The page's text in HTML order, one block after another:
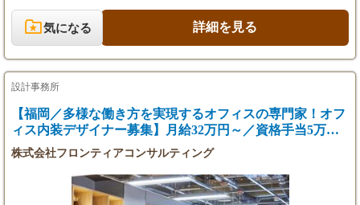
実績4ヵ月
ます。 具体的なプロジェクトとしては、大規模な商業施設の店舗
内装や、アミューズメント施設、企業の新製品発表展示会など、
多岐にわたる案件を手がけていただきます。 1日の流れとして
ッグを組み、全国300社に及ぶ協力会社とも密に連携しながらプ
ロジェクトを前進させていくのが当社のスタイルです。 福岡支店
の設計チームには若手からベテランまで幅広い層が在籍してお
り、他拠点のチームとも協力しながら進めるため、周囲のサポー
す。 誰もが知るような大型プロジェクトの空間を自らの手でデザ
インし、それが実際に形となって多くの人の目に触れる瞬間に立
気になる 詳細を見る
設計事務所
【福岡／多様な働き方を実現するオフィスの専門家！オフ
ィス内装デザイナー募集】月給32万円～／資格手当5万円
／異業界活躍
株式会社フロンティアコンサルティング